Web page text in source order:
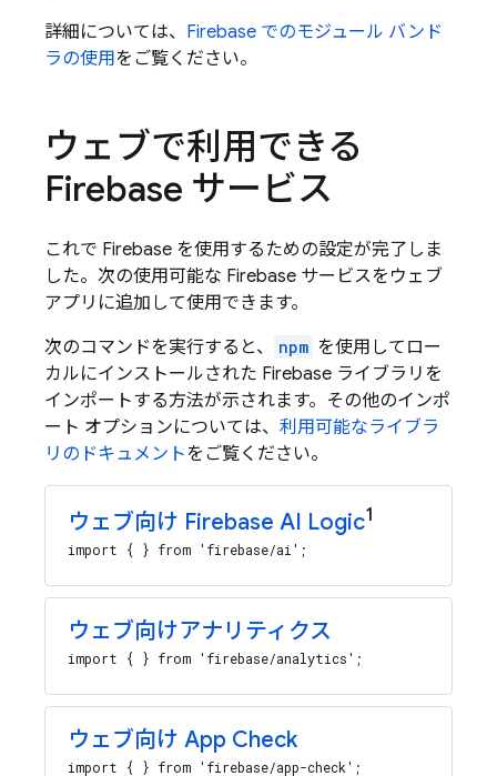
詳細については、 Firebase でのモジュール バンド
ラの使用をご覧ください。
ウェブで利用できる
Firebase サービス
これで Firebase を使用するための設定が完了しま
した。次の使用可能な Firebase サービスをウェブ
アプリに追加して使用できます。
次のコマンドを実行すると、
npm を使用してロー
カルにインストールされた Firebase ライブラリを
インポートする方法が示されます。その他のインポ
ート オプションについては、 利用可能なライブラ
リのドキュメントをご覧ください。
ウェブ向け Firebase AI Logic1
import { } from 'firebase/ai';
ウェブ向けアナリティクス
import { } from 'firebase/analytics';
ウェブ向け App Check
import { } from 'firebase/app-check';